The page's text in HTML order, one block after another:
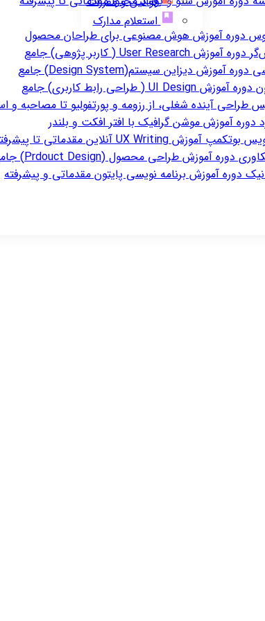
دوره آموزش هوش مصنوعی برای طراحان محصول
دوره آموزش User Research ( کاربر پژوهی) جامع
دوره آموزش دیزاین سیستم(Design System) جامع
دوره آموزش UI Design ( طراحی رابط کاربری) جامع
طراحی آینده شغلی، از رزومه و پورتفولیو تا مصاحبه و
دوره آموزش موشن گرافیک با افتر افکت و بلندر
بوتکمپ آموزش UX Writing آنلاین مقدماتی تا پیشرفته
دوره آموزش طراحی محصول (Prdouct Design) جامع
دوره آموزش برنامه نویسی پایتون مقدماتی و پیشرفته
استعلام مدارک